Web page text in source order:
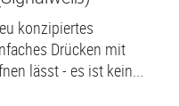
konzipiertes
Drücken mit
lässt - es ist kein...